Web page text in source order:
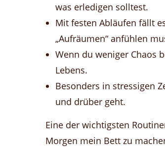
was erledigen solltest.
Mit festen Abläufen fällt
„Aufräumen“ anfühlen
Wenn du weniger Chaos
Lebens.
Besonders in stressigen
und drüber geht.
Eine der wichtigsten
Morgen mein Bett zu